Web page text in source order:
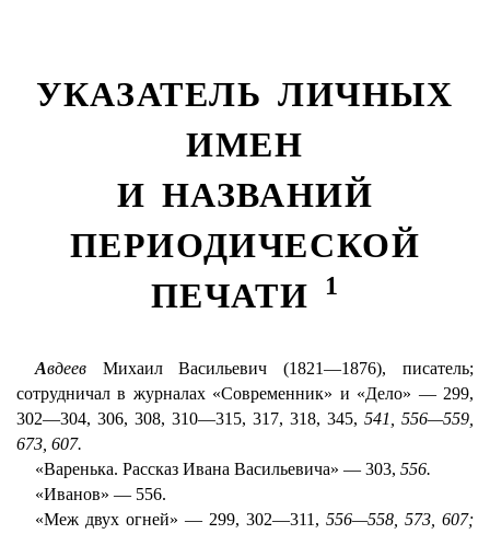
УКАЗАТЕЛЬ ЛИЧНЫХ
ИМЕН
И НАЗВАНИЙ
ПЕРИОДИЧЕСКОЙ
ПЕЧАТИ
1
Авдеев Михаил Васильевич (1821—1876), писатель;
сотрудничал в журналах «Современник» и «Дело» — 299,
302—304, 306, 308, 310—315, 317, 318, 345, 541, 556—559,
673, 607.
«Варенька. Рассказ Ивана Васильевича» — 303, 556.
«Иванов» — 556.
«Меж двух огней» — 299, 302—311, 556—558, 573, 607;